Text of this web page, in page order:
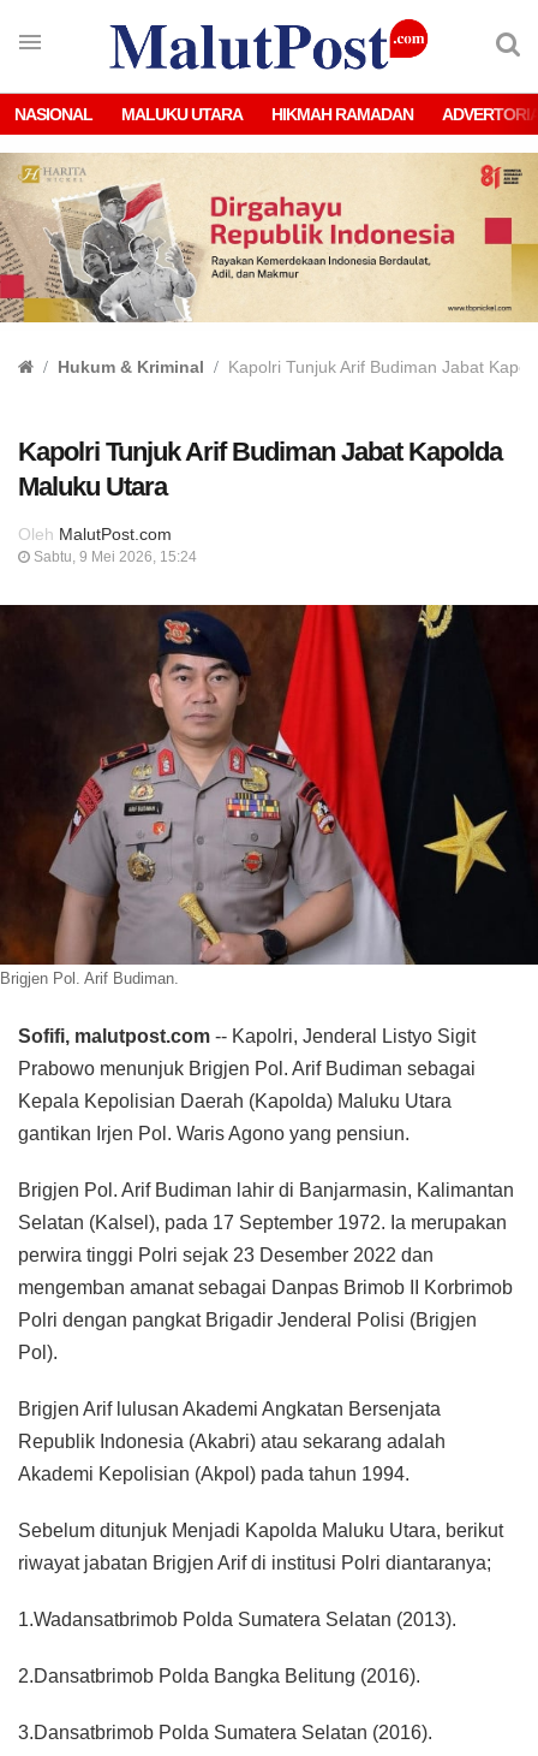
NASIONAL MALUKU UTARA HIKMAH RAMADAN
Hukum & Kriminal Kapolri Tunjuk Arif Budiman Jabat
Kapolri Tunjuk Arif Budiman Jabat Kapolda
Maluku Utara
Oleh MalutPost.com
Sabtu, 9 Mei 2026, 15:24
Brigjen Pol. Arif Budiman.
Sofifi, malutpost.com -- Kapolri, Jenderal Listyo Sigit
Prabowo menunjuk Brigjen Pol. Arif Budiman sebagai
Kepala Kepolisian Daerah (Kapolda) Maluku Utara
gantikan Irjen Pol. Waris Agono yang pensiun.
Brigjen Pol. Arif Budiman lahir di Banjarmasin, Kalimantan
Selatan (Kalsel), pada 17 September 1972. Ia merupakan
perwira tinggi Polri sejak 23 Desember 2022 dan
mengemban amanat sebagai Danpas Brimob II Korbrimob
Polri dengan pangkat Brigadir Jenderal Polisi (Brigjen
Pol).
Brigjen Arif lulusan Akademi Angkatan Bersenjata
Republik Indonesia (Akabri) atau sekarang adalah
Akademi Kepolisian (Akpol) pada tahun 1994.
Sebelum ditunjuk Menjadi Kapolda Maluku Utara, berikut
riwayat jabatan Brigjen Arif di institusi Polri diantaranya;
1.Wadansatbrimob Polda Sumatera Selatan (2013).
2.Dansatbrimob Polda Bangka Belitung (2016).
3.Dansatbrimob Polda Sumatera Selatan (2016).